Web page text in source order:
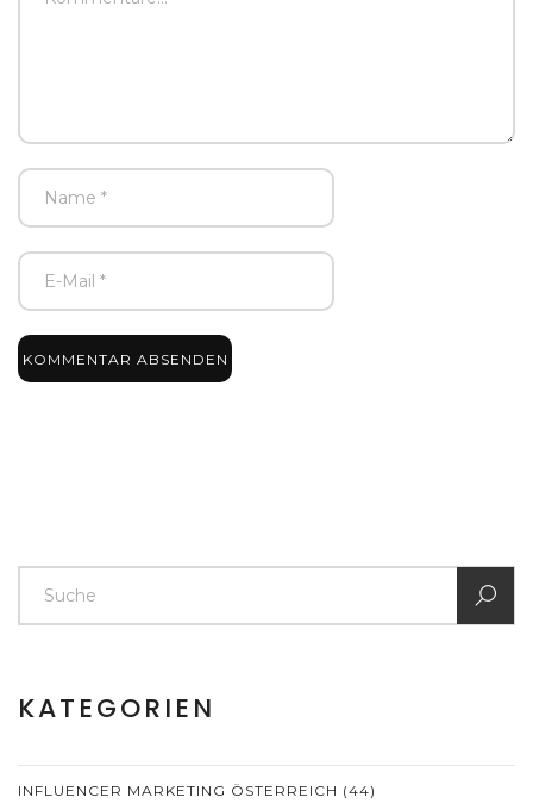
KOMMENTAR ABSENDEN
KATEGORIEN
INFLUENCER MARKETING ÖSTERREICH (44)